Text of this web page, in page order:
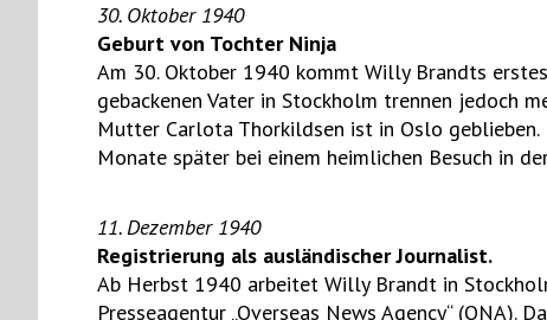
30. Oktober 1940
Geburt von Tochter Ninja
Am 30. Oktober 1940 kommt Willy Brandts
gebackenen Vater in Stockholm trennen jedoch
Mutter Carlota Thorkildsen ist in Oslo
Monate später bei einem heimlichen Besuch in
11. Dezember 1940
Registrierung als ausländischer Journalist.
Ab Herbst 1940 arbeitet Willy Brandt in
Presseagentur „Overseas News Agency“ (ONA).